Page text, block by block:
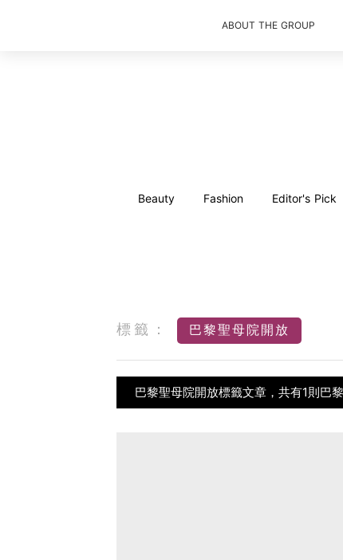
ABOUT THE GROUP
Beauty Fashion Editor's Pick
標籤： 巴黎聖母院開放
巴黎聖母院開放標籤文章，共有1則巴